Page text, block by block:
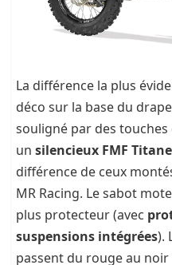
La différence la plus
déco sur la base du
souligné par des
un silencieux FMF
différence de ceux
MR Racing. Le sabot
plus protecteur (avec
suspensions intégrées).
passent du rouge au